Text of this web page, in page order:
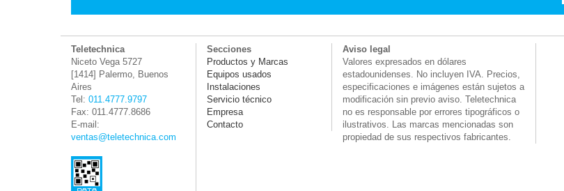
Teletechnica
Niceto Vega 5727
[1414] Palermo, Buenos
Aires
Tel: 011.4777.9797
Fax: 011.4777.8686
E-mail:
ventas@teletechnica.com
Secciones
Productos y Marcas
Equipos usados
Instalaciones
Servicio técnico
Empresa
Contacto
Aviso legal
Valores expresados en dólares
estadounidenses. No incluyen IVA. Precios,
especificaciones e imágenes están sujetos a
modificación sin previo aviso. Teletechnica
no es responsable por errores tipográficos o
ilustrativos. Las marcas mencionadas son
propiedad de sus respectivos fabricantes.